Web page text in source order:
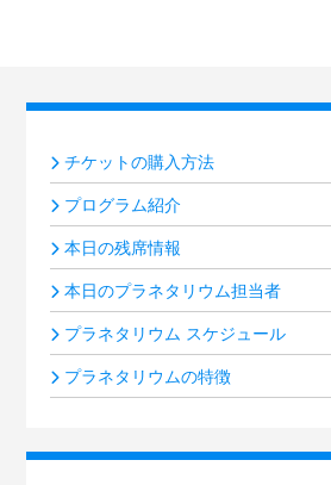
チケットの購入方法
プログラム紹介
本日の残席情報
本日のプラネタリウム担当者
プラネタリウム スケジュール
プラネタリウムの特徴